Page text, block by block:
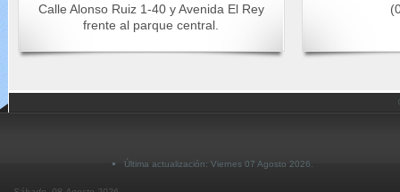
Calle Alonso Ruiz 1-40 y Avenida El Rey
frente al parque central.
Última actualización: Viernes 07 Agosto 2026.